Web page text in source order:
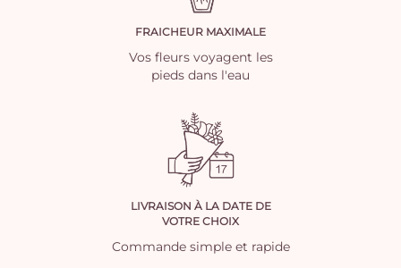
FRAICHEUR MAXIMALE
Vos fleurs voyagent les
pieds dans l'eau
LIVRAISON À LA DATE DE
VOTRE CHOIX
Commande simple et rapide